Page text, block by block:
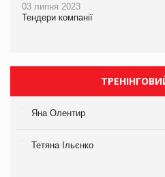
03 липня 2023
Тендери компанії
Яна Олентир
Тетяна Ільєнко